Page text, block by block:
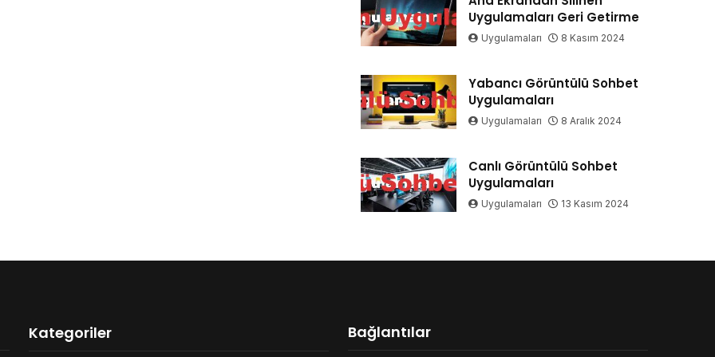
Uygulamaları Geri Getirme
Uygulamaları 8 Kasım 2024
Yabancı Görüntülü Sohbet
Uygulamaları
Uygulamaları 8 Aralık 2024
Canlı Görüntülü Sohbet
Uygulamaları
Uygulamaları 13 Kasım 2024
Kategoriler Bağlantılar